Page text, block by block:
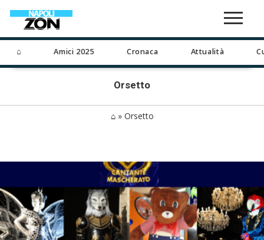
⌂ Amici 2025 Cronaca Attualità
Orsetto
⌂» Orsetto